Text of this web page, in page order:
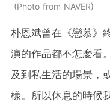
Photo from NAVER
朴恩斌曾在《戀慕》
演的作品都不怎麼看
及到私生活的場景，
樣。所以休息的時候